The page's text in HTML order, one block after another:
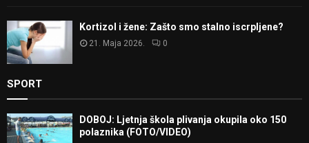
Kortizol i žene: Zašto smo stalno iscrpljene?
21. Maja 2026. 0
SPORT
DOBOJ: Ljetnja škola plivanja okupila oko 150
polaznika (FOTO/VIDEO)